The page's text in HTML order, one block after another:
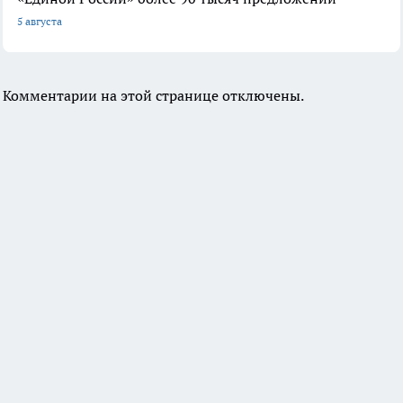
5 августа
Комментарии на этой странице отключены.